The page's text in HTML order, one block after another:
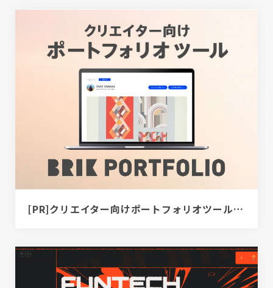
[PR]クリエイター向けポートフォリオツール｜BRIK PORTFOLIO